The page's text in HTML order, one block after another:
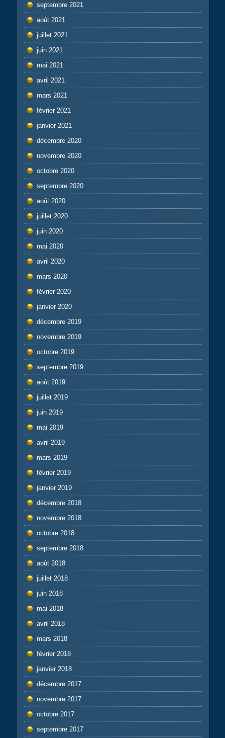
septembre 2021
août 2021
juillet 2021
juin 2021
mai 2021
avril 2021
mars 2021
février 2021
janvier 2021
décembre 2020
novembre 2020
octobre 2020
septembre 2020
août 2020
juillet 2020
juin 2020
mai 2020
avril 2020
mars 2020
février 2020
janvier 2020
décembre 2019
novembre 2019
octobre 2019
septembre 2019
août 2019
juillet 2019
juin 2019
mai 2019
avril 2019
mars 2019
février 2019
janvier 2019
décembre 2018
novembre 2018
octobre 2018
septembre 2018
août 2018
juillet 2018
juin 2018
mai 2018
avril 2018
mars 2018
février 2018
janvier 2018
décembre 2017
novembre 2017
octobre 2017
septembre 2017